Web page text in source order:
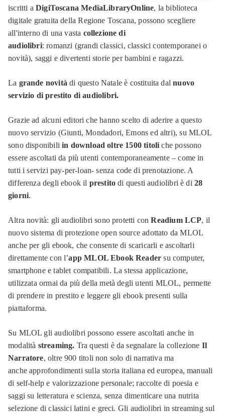
iscritti a DigiToscana MediaLibraryOnline, la biblioteca
digitale gratuita della Regione Toscana, possono scegliere
all'interno di una vasta collezione di
audiolibri: romanzi (grandi classici, classici contemporanei o
novità), saggi e divertenti storie per bambini e ragazzi.
La grande novità di questo Natale è costituita dalnuovo
servizio di prestito di audiolibri.
Grazie ad alcuni editori che hanno scelto di aderire a questo
nuovo servizio (Giunti, Mondadori, Emons ed altri), su MLOL
sono disponibiliin download oltre 1500 titoli che possono
essere ascoltati da più utenti contemporaneamente – come in
tutti i servizi pay-per-loan-senza code di prenotazione. A
differenza degli ebook il prestitodi questi audiolibri è di 28
giorni.
Altra novità: gli audiolibri sono protetti conReadium LCP, il
nuovo sistema di protezioneopen source adottato da MLOL
anche per gli ebook, che consente di scaricarli e ascoltarli
direttamente con l’app MLOL Ebook Reader su computer,
smartphone e tablet compatibili. La stessa applicazione,
utilizzata ormai da più della metà degli utenti MLOL, permette
di prendere in prestito e leggere gli ebook presenti sulla
piattaforma.
Su MLOL gli audiolibri possono essere ascoltati anche in
modalità streaming. Tra questi è da segnalare la collezione Il
Narratore, oltre 900 titoli non solo di narrativa ma
anche approfondimenti sulla storia italiana ed europea, manuali
di self-help e valorizzazione personale; raccolte di poesia e
saggi su letteratura e scienza, senza dimenticare una nutrita
selezione di classici latini e greci. Gli audiolibri in streaming sul